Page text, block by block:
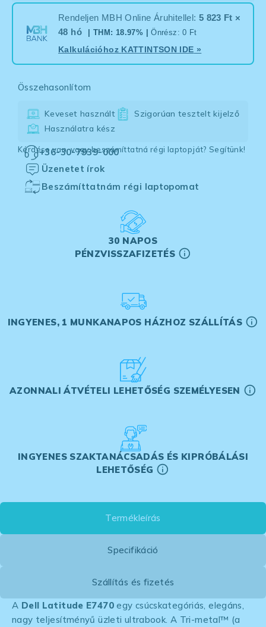
Rendeljen MBH Online Áruhitellel: 5 823 Ft ×
48 hó
| THM: 18.97% |Önrész: 0 Ft
Kalkulációhoz KATTINTSON IDE »
Összehasonlítom
Keveset használt
Szigorúan tesztelt kijelző
Használatra kész
Kérdése van, vagy beszámíttatná régi laptopját? Segítünk!
+36-30-7939-000
Üzenetet írok
Beszámíttatnám régi laptopomat
30 NAPOS
PÉNZVISSZAFIZETÉS
INGYENES, 1 MUNKANAPOS HÁZHOZ SZÁLLÍTÁS
AZONNALI ÁTVÉTELI LEHETŐSÉG SZEMÉLYESEN
INGYENES SZAKTANÁCSADÁS ÉS KIPRÓBÁLÁSI
LEHETŐSÉG
Termékleírás
Specifikáció
Szállítás és fizetés
A Dell Latitude E7470egy csúcskategóriás, elegáns,
nagy teljesítményű üzleti ultrabook. A Tri-metal™ (a